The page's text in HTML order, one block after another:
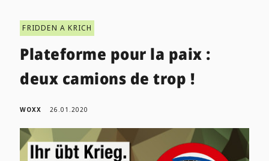
FRIDDEN A KRICH
Plateforme pour la paix :
deux camions de trop !
WOXX 26.01.2020